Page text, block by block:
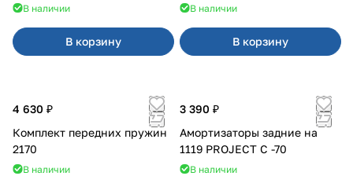
В наличии
В корзину
В наличии
В корзину
4 630 ₽
Комплект передних пружин
2170
В наличии
3 390 ₽
Амортизаторы задние на
1119 PROJECT С -70
В наличии